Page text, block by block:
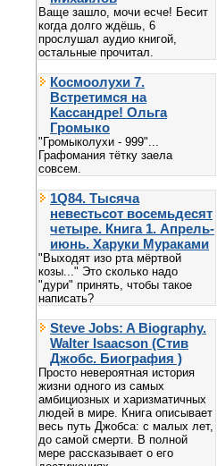
Ваще зашло, мочи есче! Бесит
когда долго ждёшь, 6
прослушал аудио книгой,
остальные прочитал.
Космоолухи 7.
Встретимся на
Кассандре! Ольга
Громыко
"Громыколухи - 999"...
Графомания тётку заела
совсем.
1Q84. Тысяча
невестьсот восемьдесят
четыре. Книга 1. Апрель-
июнь. Харуки Мураками
"Выходят изо рта мёртвой
козы..." Это сколько надо
"дури" принять, чтобы такое
написать?
Steve Jobs: A Biography.
Walter Isaacson (Стив
Джобс. Биография )
Просто невероятная история
жизни одного из самых
амбициозных и харизматичных
людей в мире. Книга описывает
весь путь Джобса: с малых лет,
до самой смерти. В полной
мере рассказывает о его